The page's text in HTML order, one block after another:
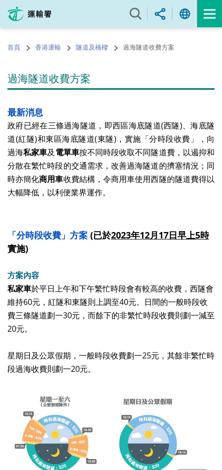
內
的首頁 香港運輸 隧道及橋樑 過海隧道收費方案
過海隧道收費方案
最新消息
政府已經在三條過海隧道，即西區海底隧道(西隧)、海底隧
道(紅隧)和東區海底隧道(東隧) ，實施「分時段收費」，向
過海私家車及 電單車按不同時段收取不同隧道費，以遏抑和
分散在繁忙時段的交通需求，改善過海隧道的擠塞情況；同
時亦簡化商用車收費結構，令商用車使用西隧的隧道費得以
大幅降低，以利便業界運作。
「分時段收費」方案 (已於2023年12月17日早上5時
實施)
方案內容
私家車於平日上午和下午繁忙時段會有較高的收費，西隧會
維持60元，紅隧和東隧則上調至40元。日間的一般時段收
費三條隧道劃一30元，而餘下的非繁忙時段收費則劃一減至
20元。
星期日及公眾假期，一般時段收費劃一25元，其餘非繁忙時
段過海收費則劃一20元。